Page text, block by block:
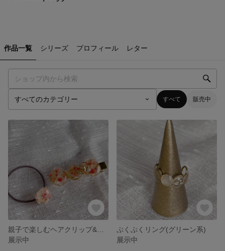
作品一覧 シリーズ プロフィール レター
すべて 販売中
展示中
ぷくぷくリング(グリーン系)
展示中